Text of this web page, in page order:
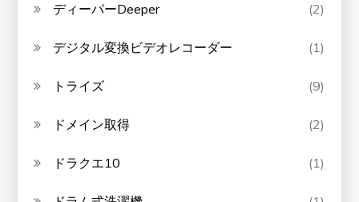
ディーパーDeeper (2)
デジタル変換ビデオレコーダー (1)
トライズ (9)
ドメイン取得 (2)
ドラクエ10 (1)